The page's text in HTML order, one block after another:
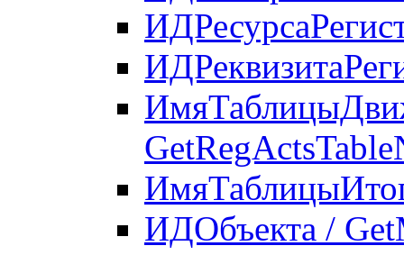
ИДОбъекта /